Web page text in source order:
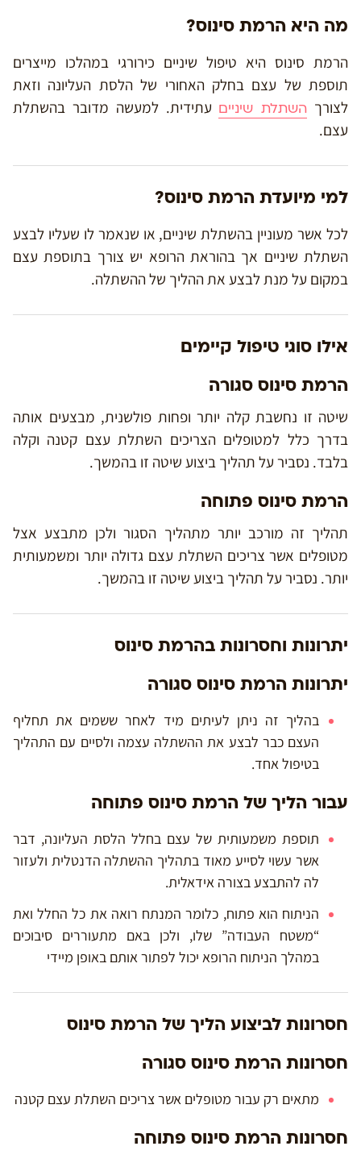
מה היא הרמת סינוס?
הרמת סינוס היא טיפול שיניים כירורגי במהלכו מייצרים
תוספת של עצם בחלק האחורי של הלסת העליונה וזאת
לצורך השתלת שיניים עתידית. למעשה מדובר בהשתלת
עצם.
למי מיועדת הרמת סינוס?
לכל אשר מעוניין בהשתלת שיניים, או שנאמר לו שעליו לבצע
השתלת שיניים אך בהוראת הרופא יש צורך בתוספת עצם
במקום על מנת לבצע את ההליך של ההשתלה.
אילו סוגי טיפול קיימים
הרמת סינוס סגורה
שיטה זו נחשבת קלה יותר ופחות פולשנית, מבצעים אותה
בדרך כלל למטופלים הצריכים השתלת עצם קטנה וקלה
בלבד. נסביר על תהליך ביצוע שיטה זו בהמשך.
הרמת סינוס פתוחה
תהליך זה מורכב יותר מתהליך הסגור ולכן מתבצע אצל
מטופלים אשר צריכים השתלת עצם גדולה יותר ומשמעותית
יותר. נסביר על תהליך ביצוע שיטה זו בהמשך.
יתרונות וחסרונות בהרמת סינוס
יתרונות הרמת סינוס סגורה
בהליך זה ניתן לעיתים מיד לאחר ששמים את תחליף
העצם כבר לבצע את ההשתלה עצמה ולסיים עם התהליך
בטיפול אחד.
עבור הליך של הרמת סינוס פתוחה
תוספת משמעותית של עצם בחלל הלסת העליונה, דבר
אשר עשוי לסייע מאוד בתהליך ההשתלה הדנטלית ולעזור
לה להתבצע בצורה אידאלית.
הניתוח הוא פתוח, כלומר המנתח רואה את כל החלל ואת
“משטח העבודה” שלו, ולכן באם מתעוררים סיבוכים
במהלך הניתוח הרופא יכול לפתור אותם באופן מיידי
חסרונות לביצוע הליך של הרמת סינוס
חסרונות הרמת סינוס סגורה
מתאים רק עבור מטופלים אשר צריכים השתלת עצם קטנה
חסרונות הרמת סינוס פתוחה